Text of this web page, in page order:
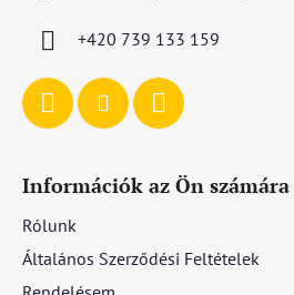
+420 739 133 159
Információk az Ön számára
Rólunk
Általános Szerződési Feltételek